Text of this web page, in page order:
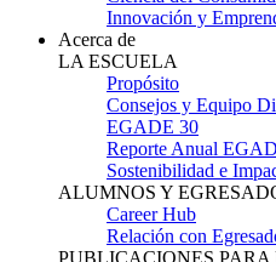
Innovación y
Acerca de
LA ESCUELA
Propósito
Consejos y Equipo
EGADE 30
Reporte Anual
Sostenibilidad e
ALUMNOS Y
Career Hub
Relación con
PUBLICACIONES